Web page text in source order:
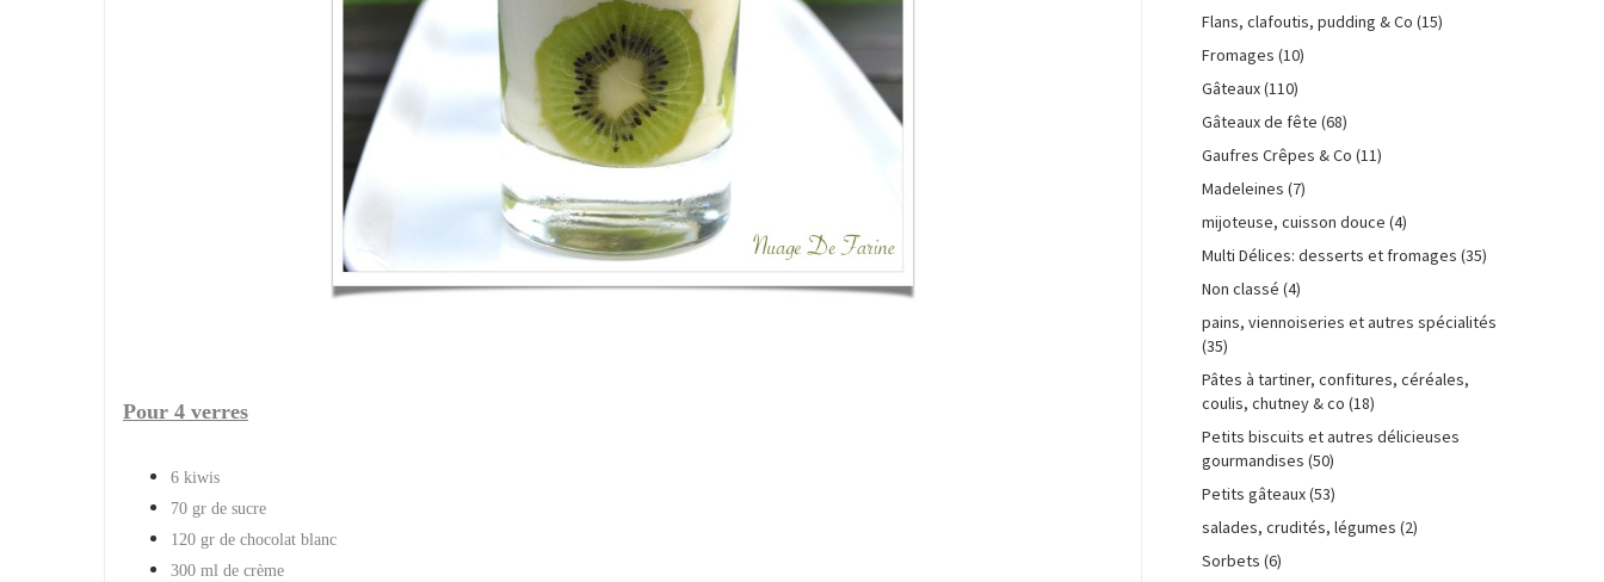
Pour 4 verres
6 kiwis
70 gr de sucre
120 gr de chocolat blanc
300 ml de crème
Flans, clafoutis, pudding & Co (15)
Fromages (10)
Gâteaux(110)
Gâteaux de fête (68)
Gaufres Crêpes & Co (11)
Madeleines (7)
mijoteuse, cuisson douce (4)
Multi Délices: desserts et fromages (35)
Non classé (4)
pains, viennoiseries et autres spécialités
(35)
Pâtes à tartiner, confitures, céréales,
coulis, chutney & co (18)
Petits biscuits et autres délicieuses
gourmandises (50)
Petits gâteaux(53)
salades, crudités, légumes (2)
Sorbets (6)